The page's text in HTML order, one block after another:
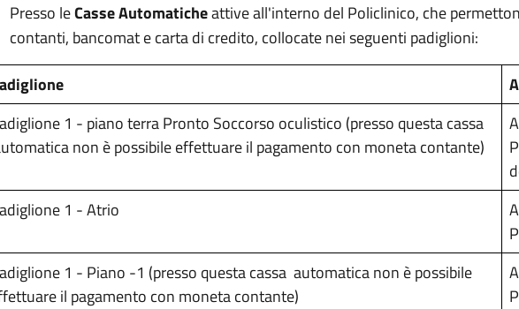
Presso leCasse Automaticheattive all'interno del Policlinico, che
contanti, bancomat e carta di credito, collocate nei seguenti padiglioni:
1 - piano terra Pronto Soccorso oculistico (presso questa cassa
non è possibile effettuare il pagamento con moneta contante)
1 - Atrio
1 - Piano -1 (presso questa cassa automatica non è possibile
il pagamento con moneta contante)